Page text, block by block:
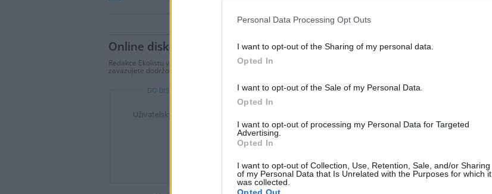
Personal Data Processing Opt Outs
I want to opt-out of the Sharing of my personal data.
Opted In
I want to opt-out of the Sale of my Personal Data.
Opted In
I want to opt-out of processing my Personal Data for Targeted
Advertising.
Opted In
I want to opt-out of Collection, Use, Retention, Sale, and/or Sharing
of my Personal Data that Is Unrelated with the Purposes for which it
was collected.
Opted Out
Online diskuse
Redakce Ekolistu vítá čtenářské názory, komentáře a postřehy. Tím, že zde publikujete svůj příspěvek, se ale zároveň
zavazujete dodržovat
DO DISKUZE SE MŮŽETE ZAPOJIT PO PŘIHLÁŠENÍ
Uživatelský e-mail